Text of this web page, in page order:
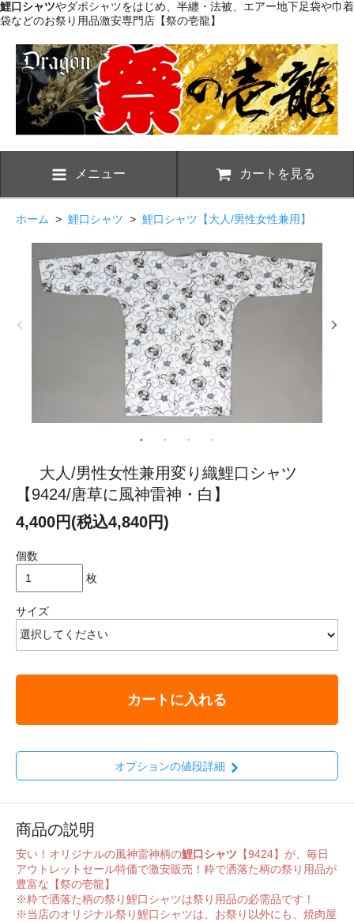
鯉口シャツやダボシャツをはじめ、半纏・法被、エアー地下足袋や巾着
袋などのお祭り用品激安専門店【祭の壱龍】
メニュー カートを見る
ホーム > 鯉口シャツ > 鯉口シャツ【大人/男性女性兼用】
大人/男性女性兼用変り織鯉口シャツ
【9424/唐草に風神雷神・白】
4,400円(税込4,840円)
個数
枚
サイズ
カートに入れる
オプションの値段詳細
商品の説明
安い！オリジナルの風神雷神柄の鯉口シャツ 【9424】が、毎日
アウトレットセール特価で激安販売！粋で洒落た柄の祭り用品が
豊富な【祭の壱龍】
※粋で洒落た柄の祭り鯉口シャツは祭り用品の必需品です！
※当店のオリジナル祭り鯉口シャツは、お祭り以外にも、焼肉屋